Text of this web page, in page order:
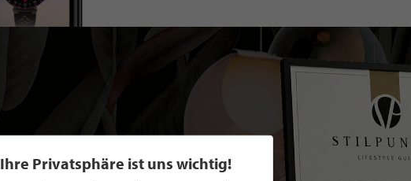
Ihre Privatsphäre ist uns wichtig!